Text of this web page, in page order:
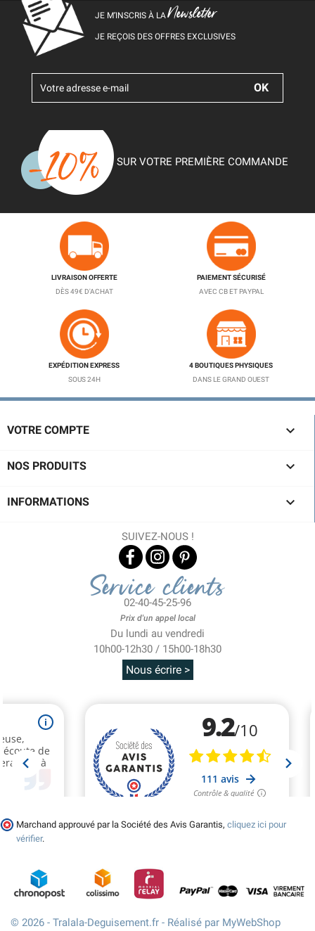
JE M’INSCRIS À LANewsletter
JE REÇOIS DES OFFRES EXCLUSIVES
SUR VOTRE PREMIÈRE COMMANDE
LIVRAISON OFFERTE
DÈS 49€ D'ACHAT
PAIEMENT SÉCURISÉ
AVEC CB ET PAYPAL
EXPÉDITION EXPRESS
SOUS 24H
4 BOUTIQUES PHYSIQUES
DANS LE GRAND OUEST
VOTRE COMPTE 
NOS PRODUITS 
INFORMATIONS 
SUIVEZ-NOUS !
Service clients
02-40-45-25-96
Prix d'un appel local
Du lundi au vendredi
10h00-12h30 / 15h00-18h30
Nous écrire >
Marchand approuvé par la Société des Avis Garantis, cliquez ici pour
vérifier.
© 2026 - Tralala-Deguisement.fr - Réalisé par MyWebShop